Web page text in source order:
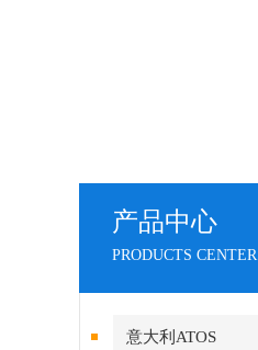
产品中心
PRODUCTS CENTER
意大利ATOS